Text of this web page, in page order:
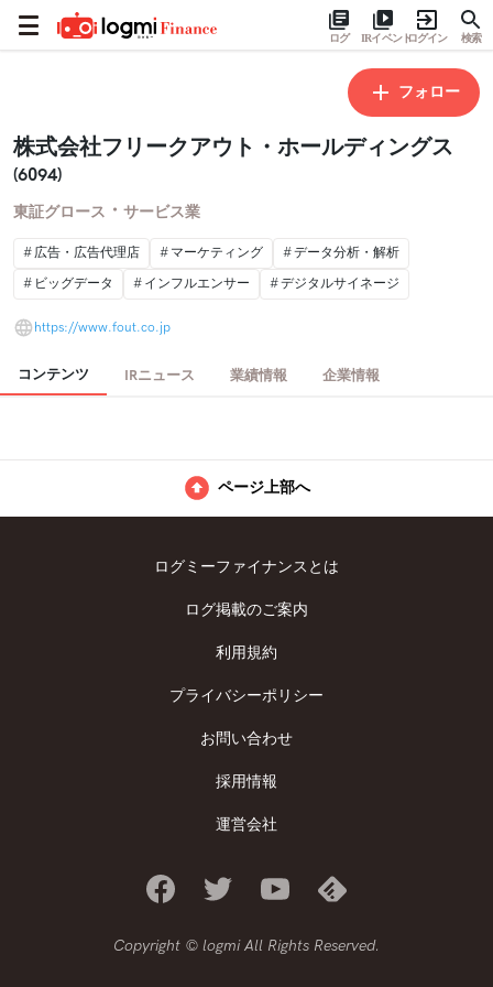
ログ IRイベントログイン 検索
フォロー
株式会社フリークアウト・ホールディングス
(6094)
東証グロース ・ サービス業
広告・広告代理店 マーケティング
データ分析・解析
ビッグデータ
インフルエンサー デジタルサイネージ
https://www.fout.co.jp
コンテンツ IRニュース 業績情報 企業情報
ページ上部へ
ログミーファイナンスとは
ログ掲載のご案内
利用規約
プライバシーポリシー
お問い合わせ
採用情報
運営会社
Copyright © logmi All Rights Reserved.